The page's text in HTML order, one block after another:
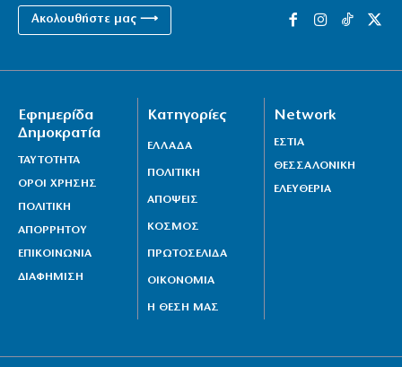
Ακολουθήστε μας ⟶
Εφημερίδα
Δημοκρατία
ΤΑΥΤΟΤΗΤΑ
ΟΡΟΙ ΧΡΗΣΗΣ
ΠΟΛΙΤΙΚΗ
ΑΠΟΡΡΗΤΟΥ
ΕΠΙΚΟΙΝΩΝΙΑ
ΔΙΑΦΗΜΙΣΗ
Κατηγορίες
ΕΛΛΑΔΑ
ΠΟΛΙΤΙΚΗ
ΑΠΟΨΕΙΣ
ΚΟΣΜΟΣ
ΠΡΩΤΟΣΕΛΙΔΑ
ΟΙΚΟΝΟΜΙΑ
Η ΘΕΣΗ ΜΑΣ
Network
ΕΣΤΙΑ
ΘΕΣΣΑΛΟΝΙΚΗ
ΕΛΕΥΘΕΡΙΑ